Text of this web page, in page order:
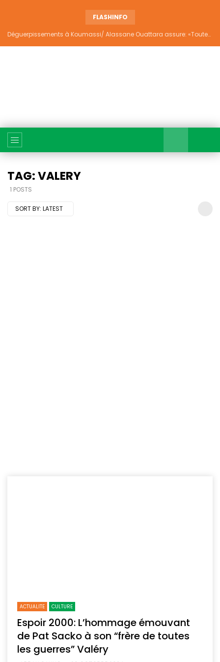
FLASHINFO
Déguerpissements à Koumassi/ Alassane Ouattara assure: «Toutes les responsabilités seront établies et elles donneront lieu aux sanctions prévues par la loi»
TAG: VALERY
1 POSTS
SORT BY: LATEST
ACTUALITE CULTURE
Espoir 2000: L’hommage émouvant
de Pat Sacko à son “frère de toutes
les guerres” Valéry